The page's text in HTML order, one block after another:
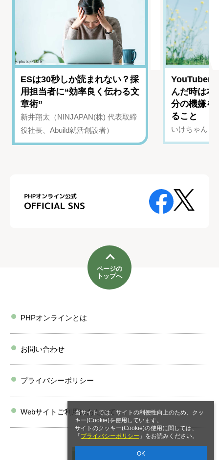
当サイトでは、サイトの利便性向上のため、クッ
キー(Cookie)を使用しています。
サイトのクッキー(Cookie)の使用に関しては、
「 プライバシーポリシー 」をお読みください。
OK
ESは30秒しか読まれない？採
用担当者に“効率良く伝わる文
章術”
新井翔太（NINJAPAN(株) 代表取締
役社長、Abuild就活創設者）
YouTuber
んだ時は
分の機嫌を
ること
いけちゃん（
ページの
トップへ
PHPオンラインとは
お問い合わせ
プライバシーポリシー
Webサイトご利用にあたって